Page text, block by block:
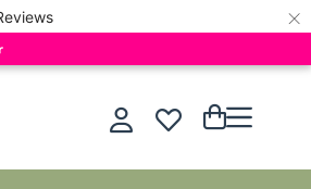
×
Winkelwagen